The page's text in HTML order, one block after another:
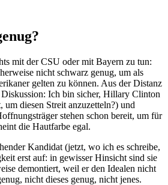
mit der CSU oder mit Bayern zu tun:
nicht schwarz genug, um als
gelten zu können. Aus der Distanz
Diskussion: Ich bin sicher, Hillary Clinton
diesen Streit anzuzetteln?) und
stehen schon bereit, um für
die Hautfarbe egal.
Kandidat (jetzt, wo ich es schreibe,
erst auf: in gewisser Hinsicht sind sie
demontiert, weil er den Idealen nicht
nicht dieses genug, nicht jenes.